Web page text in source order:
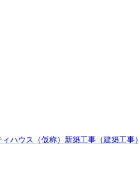
ハウス（仮称）新築工事（建築工事）